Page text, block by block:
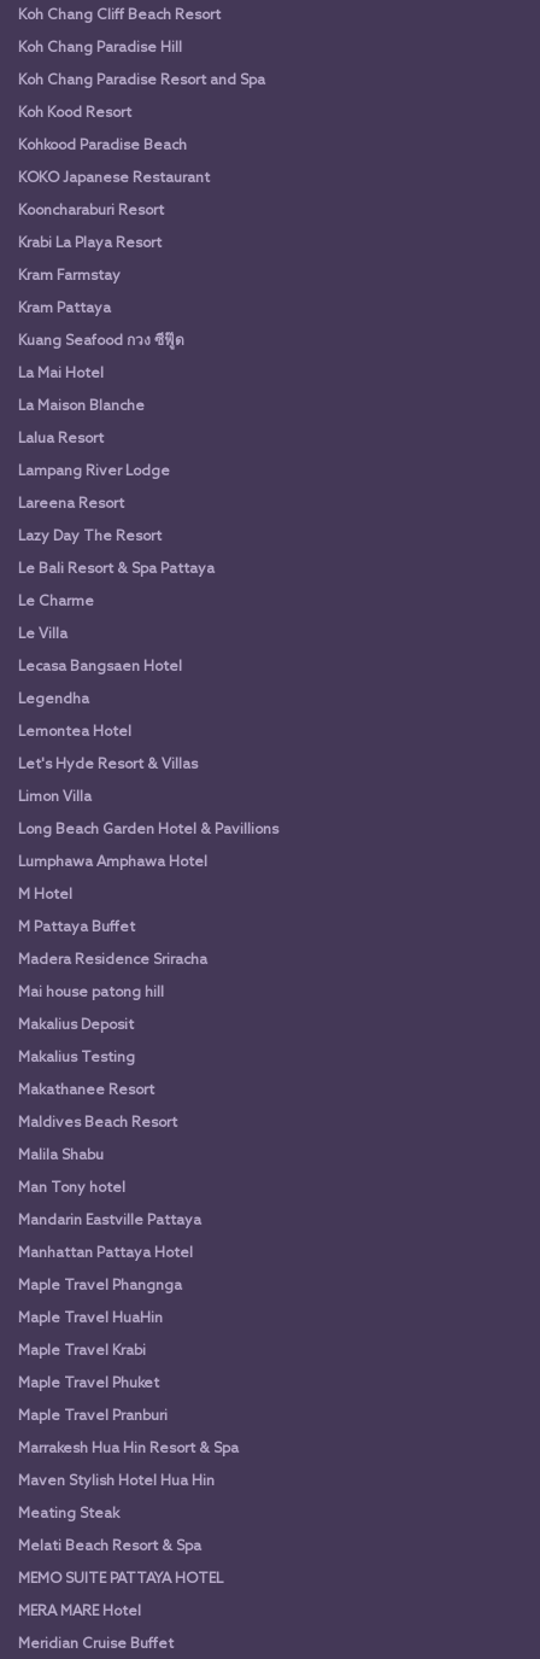
Koh Chang Cliff Beach Resort
Koh Chang Paradise Hill
Koh Chang Paradise Resort and Spa
Koh Kood Resort
Kohkood Paradise Beach
KOKO Japanese Restaurant
Kooncharaburi Resort
Krabi La Playa Resort
Kram Farmstay
Kram Pattaya
Kuang Seafood กวง ซีฟู๊ด
La Mai Hotel
La Maison Blanche
Lalua Resort
Lampang River Lodge
Lareena Resort
Lazy Day The Resort
Le Bali Resort & Spa Pattaya
Le Charme
Le Villa
Lecasa Bangsaen Hotel
Legendha
Lemontea Hotel
Let's Hyde Resort & Villas
Limon Villa
Long Beach Garden Hotel & Pavillions
Lumphawa Amphawa Hotel
M Hotel
M Pattaya Buffet
Madera Residence Sriracha
Mai house patong hill
Makalius Deposit
Makalius Testing
Makathanee Resort
Maldives Beach Resort
Malila Shabu
Man Tony hotel
Mandarin Eastville Pattaya
Manhattan Pattaya Hotel
Maple Travel Phangnga
Maple Travel HuaHin
Maple Travel Krabi
Maple Travel Phuket
Maple Travel Pranburi
Marrakesh Hua Hin Resort & Spa
Maven Stylish Hotel Hua Hin
Meating Steak
Melati Beach Resort & Spa
MEMO SUITE PATTAYA HOTEL
MERA MARE Hotel
Meridian Cruise Buffet